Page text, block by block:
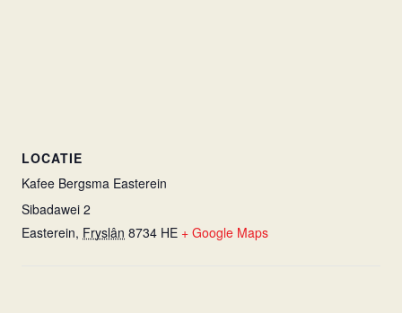
LOCATIE
Kafee Bergsma Easterein
Sibadawei 2
Easterein, Fryslân 8734 HE + Google Maps